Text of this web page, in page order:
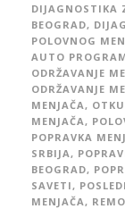
DIJAGNOSTIKA
BEOGRAD,
POLOVNOG
AUTO
ODRŽAVANJE
ODRŽAVANJE
MENJAČA ,
MENJAČA ,
POPRAVKA
SRBIJA ,
BEOGRAD,
SAVETI ,
MENJAČA ,